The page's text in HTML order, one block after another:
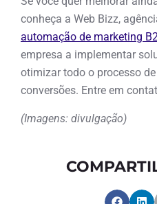
conheça a Web Bizz,
automação de marketing
empresa a implementar
otimizar todo o processo
conversões. Entre em
(Imagens: divulgação)